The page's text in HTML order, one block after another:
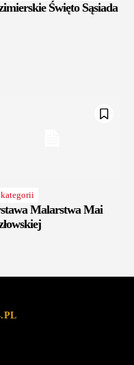
Święto Sąsiada
Malarstwa Mai